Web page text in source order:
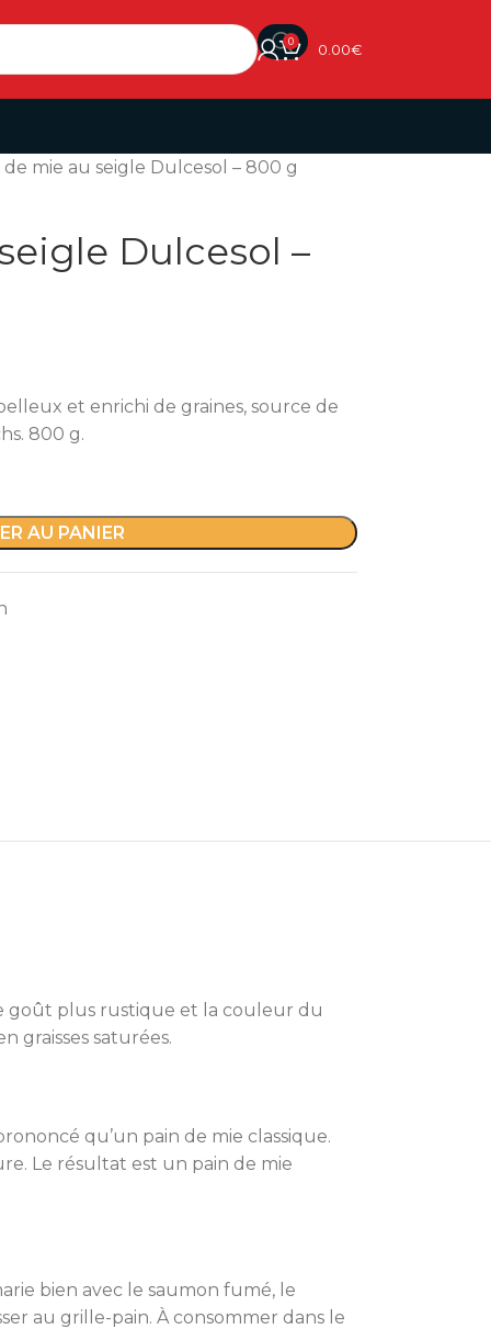
0 0.00€
de mie au seigle Dulcesol – 800 g
Dulcesol –
et enrichi de graines, source de
800 g.
AU PANIER
goût plus rustique et la couleur du
graisses saturées.
qu’un pain de mie classique.
Le résultat est un pain de mie
bien avec le saumon fumé, le
au grille-pain. À consommer dans le